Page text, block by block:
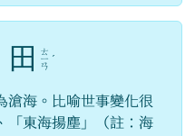
田 ㄊ
ㄧ
ㄢ
ˊ
滄海。比喻世事變化很
「東海揚塵」（註：海